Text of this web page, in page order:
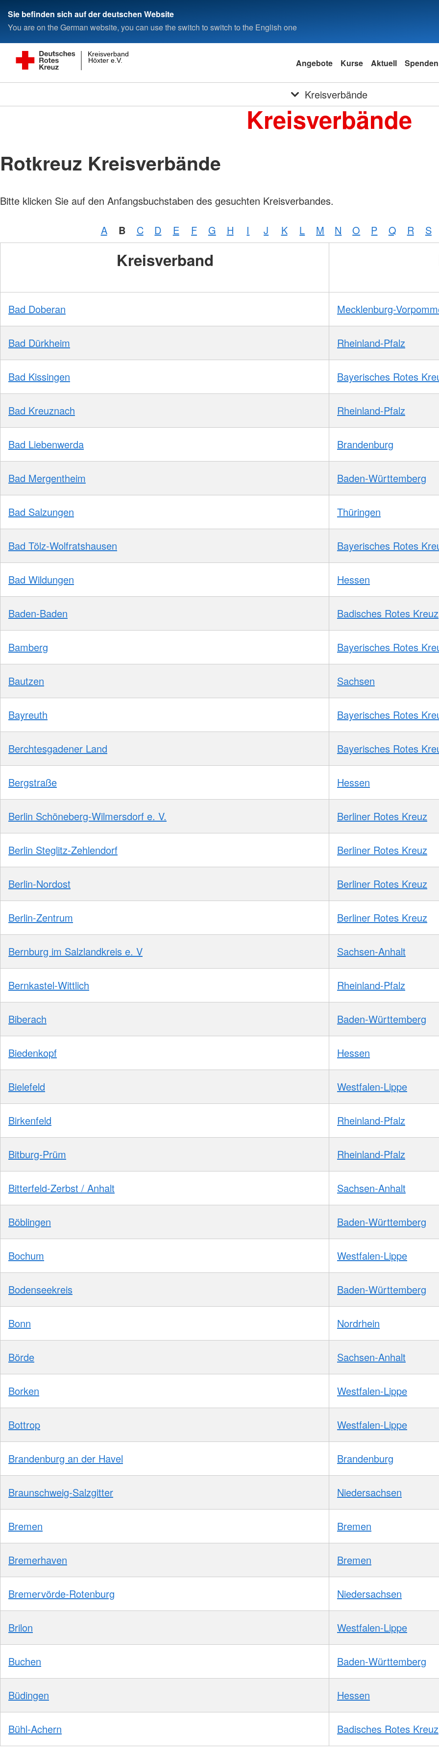
Sie befinden sich auf der deutschen Website
You are on the German website, you can use the switch to switch to the English one
Höxter e.V.
Kreisverband
Angebote Kurse Aktuell Spenden
Kreisverbände
Kreisverbände
Rotkreuz Kreisverbände
Bitte klicken Sie auf den Anfangsbuchstaben des gesuchten Kreisverbandes.
A B C D E F G H I J K L M N O P Q R S
Kreisverband
Bad Doberan Mecklenburg-
Bad Dürkheim Rheinland-Pfalz
Bad Kissingen Bayerisches Rotes
Bad Kreuznach Rheinland-Pfalz
Bad Liebenwerda Brandenburg
Bad Mergentheim Baden-Württemberg
Bad Salzungen Thüringen
Bad Tölz-Wolfratshausen Bayerisches Rotes
Bad Wildungen Hessen
Baden-Baden Badisches Rotes Kreuz
Bamberg Bayerisches Rotes
Bautzen Sachsen
Bayreuth Bayerisches Rotes
Berchtesgadener Land Bayerisches Rotes
Bergstraße Hessen
Berlin Schöneberg-Wilmersdorf e. V. Berliner Rotes Kreuz
Berlin Steglitz-Zehlendorf Berliner Rotes Kreuz
Berlin-Nordost Berliner Rotes Kreuz
Berlin-Zentrum Berliner Rotes Kreuz
Bernburg im Salzlandkreis e. V Sachsen-Anhalt
Bernkastel-Wittlich Rheinland-Pfalz
Biberach Baden-Württemberg
Biedenkopf Hessen
Bielefeld Westfalen-Lippe
Birkenfeld Rheinland-Pfalz
Bitburg-Prüm Rheinland-Pfalz
Bitterfeld-Zerbst / Anhalt Sachsen-Anhalt
Böblingen Baden-Württemberg
Bochum Westfalen-Lippe
Bodenseekreis Baden-Württemberg
Bonn Nordrhein
Börde Sachsen-Anhalt
Borken Westfalen-Lippe
Bottrop Westfalen-Lippe
Brandenburg an der Havel Brandenburg
Braunschweig-Salzgitter Niedersachsen
Bremen Bremen
Bremerhaven Bremen
Bremervörde-Rotenburg Niedersachsen
Brilon Westfalen-Lippe
Buchen Baden-Württemberg
Büdingen Hessen
Bühl-Achern Badisches Rotes Kreuz